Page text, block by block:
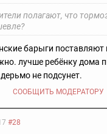
полагают, что
барыги
лучше ребёнку дома
не подсунет.
СООБЩИТЬ МОДЕРАТОРУ
#28